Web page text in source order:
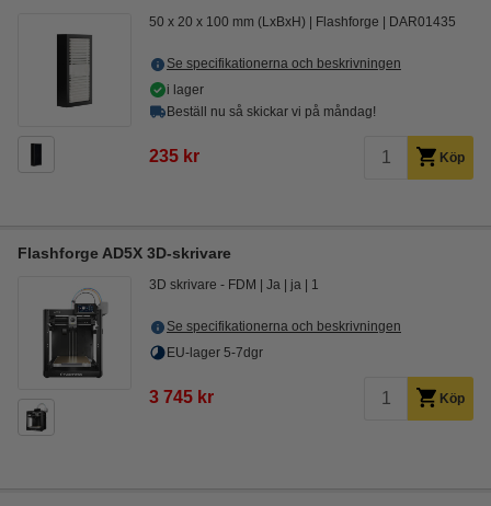
50 x 20 x 100 mm (LxBxH) Flashforge DAR01435
Se specifikationerna och beskrivningen
i lager
Beställ nu så skickar vi på måndag!
235 kr Köp
Flashforge AD5X 3D-skrivare
3D skrivare - FDM Ja ja 1
Se specifikationerna och beskrivningen
EU-lager 5-7dgr
3 745 kr Köp